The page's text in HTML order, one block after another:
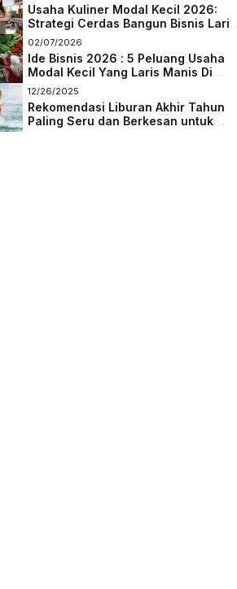
Usaha Kuliner Modal Kecil 2026:
Strategi Cerdas Bangun Bisnis Laris
di Tengah Persaingan
02/07/2026
Ide Bisnis 2026 : 5 Peluang Usaha
Modal Kecil Yang Laris Manis Di
Masa Depan
12/26/2025
Rekomendasi Liburan Akhir Tahun
Paling Seru dan Berkesan untuk